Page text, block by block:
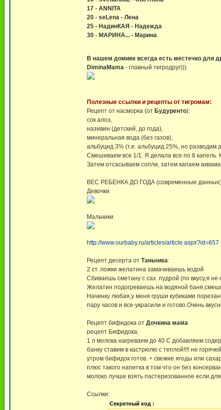
17 - ANNITA
20 - seLena - Лена
25 - НадинКАЯ - Надежда
30 - МАРИНА... - Марина
В нашем домике всегда есть местечко для
DiminaMama - главный тигродруг)))
Полезные ссылки и рецепты от тигромам:
Рецепт от насморка (от Будуренто):
сок алоэ,
називин (детский, до года),
минеральная вода (без газов),
альбуцид 3% (т.е. альбуцид 25%, но
Смешиваем все 1/1. Я делала все по 8 капель.
Затем отсасываем сопли, затем капаем
ВЕС РЕБЕНКА ДО ГОДА (современные
Девочки
Мальчики
http://www.ourbaby.ru/articles/article.aspx?id=657
Рецепт десерта от Таньчика:
2 ст. ложки желатина замачиваешь водой
Сбиваешь сметану с сах. пудрой (по вкусу,я
Желатин подогреваешь на водяной
Начинку любая,у меня груши кубиками
пару часов и все-украсили и готово.Очень
Рецепт бифидока от Дочкина мама
рецепт Бифидока:
1 л молока нагреваем до 40 С добавляем
банку ставим в кастрюлю с теплой!!!! не
утром бифидок готов. + свежие ягоды или
плюс такого напитка в том что он без
молоко лучше взять пастеризованное если
Ссылки:
Секретный код :